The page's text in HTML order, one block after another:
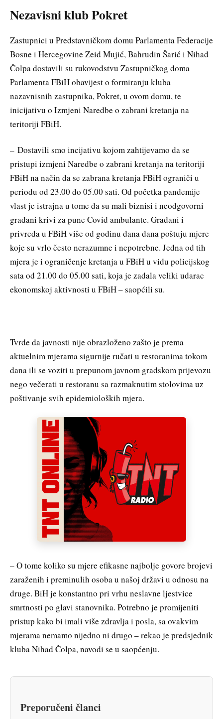
Nezavisni klub Pokret
Zastupnici u Predstavničkom domu Parlamenta Federacije
Bosne i Hercegovine Zeid Mujić, Bahrudin Šarić i Nihad
Čolpa dostavili su rukovodstvu Zastupničkog doma
Parlamenta FBiH obavijest o formiranju kluba
nazavnisnih zastupnika, Pokret, u ovom domu, te
inicijativu o Izmjeni Naredbe o zabrani kretanja na
teritoriji FBiH.
– Dostavili smo incijativu kojom zahtijevamo da se
pristupi izmjeni Naredbe o zabrani kretanja na teritoriji
FBiH na način da se zabrana kretanja FBiH ograniči u
periodu od 23.00 do 05.00 sati. Od početka pandemije
vlast je istrajna u tome da su mali biznisi i neodgovorni
građani krivi za pune Covid ambulante. Građani i
privreda u FBiH više od godinu dana dana poštuju mjere
koje su vrlo često nerazumne i nepotrebne. Jedna od tih
mjera je i ograničenje kretanja u FBiH u vidu policijskog
sata od 21.00 do 05.00 sati, koja je zadala veliki udarac
ekonomskoj aktivnosti u FBiH – saopćili su.
Tvrde da javnosti nije obrazloženo zašto je prema
aktuelnim mjerama sigurnije ručati u restoranima tokom
dana ili se voziti u prepunom javnom gradskom prijevozu
nego večerati u restoranu sa razmaknutim stolovima uz
poštivanje svih epidemioloških mjera.
– O tome koliko su mjere efikasne najbolje govore brojevi
zaraženih i preminulih osoba u našoj državi u odnosu na
druge. BiH je konstantno pri vrhu neslavne ljestvice
smrtnosti po glavi stanovnika. Potrebno je promijeniti
pristup kako bi imali više zdravlja i posla, sa ovakvim
mjerama nemamo nijedno ni drugo – rekao je predsjednik
kluba Nihad Čolpa, navodi se u saopćenju.
Preporučeni članci